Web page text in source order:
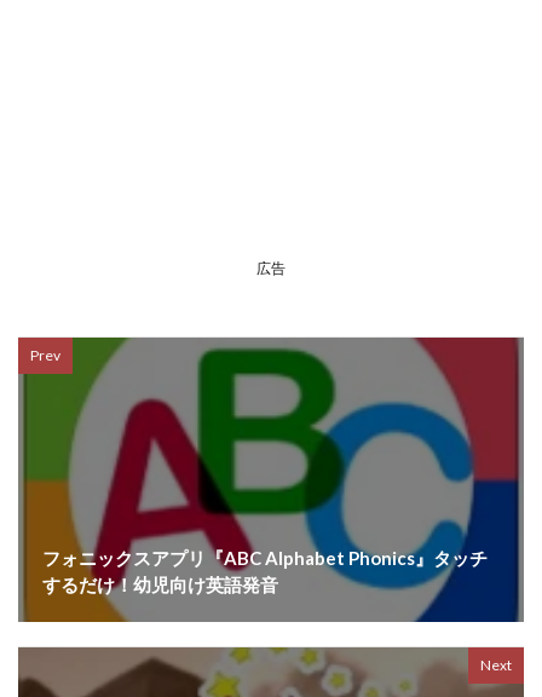
広告
Prev
フォニックスアプリ『ABC Alphabet Phonics』タッチ
するだけ！幼児向け英語発音
Next